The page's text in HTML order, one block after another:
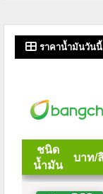
ราคาน้ำมันวันนี้